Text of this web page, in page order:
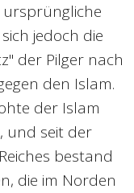
ursprüngliche
jedoch die
der Pilger nach
den Islam.
der Islam
und seit der
bestand
die im Norden